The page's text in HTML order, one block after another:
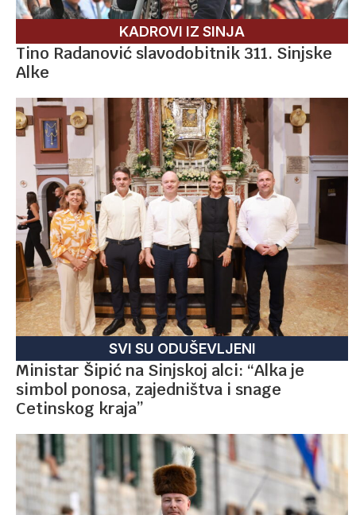
KADROVI IZ SINJA
Tino Radanović slavodobitnik 311. Sinjske
Alke
SVI SU ODUŠEVLJENI
Ministar Šipić na Sinjskoj alci: “Alka je
simbol ponosa, zajedništva i snage
Cetinskog kraja”